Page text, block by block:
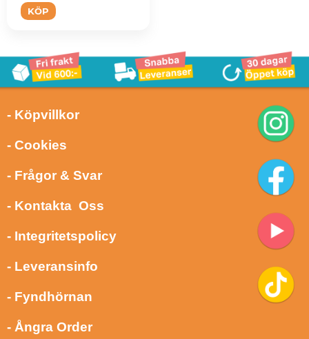
KÖP
- Köpvillkor
- Cookies
- Frågor & Svar
- Kontakta Oss
- Integritetspolicy
- Leveransinfo
- Fyndhörnan
- Ångra Order